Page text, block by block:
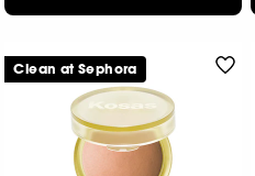
Clean at Sephora